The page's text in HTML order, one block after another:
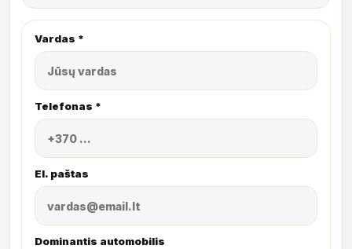
Vardas *
Telefonas *
El. paštas
Dominantis automobilis